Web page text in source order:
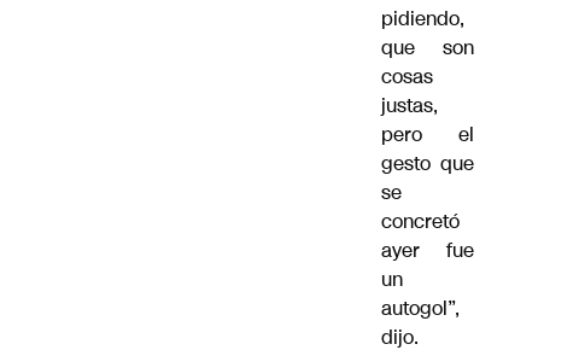
pidiendo,
que son
cosas
justas,
pero el
gesto que
se
concretó
ayer fue
un
autogol”,
dijo.